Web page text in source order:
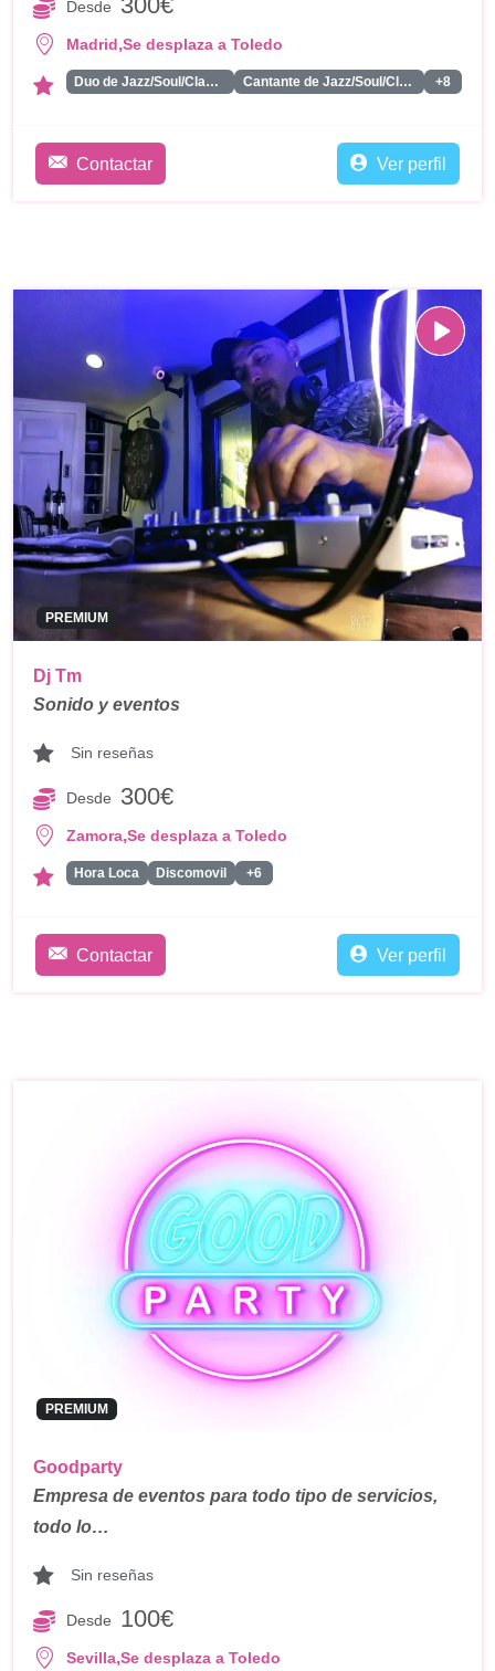
Desde
Madrid,Se desplaza a Toledo
Duo de Jazz/Soul/Classics Cantante de Jazz/Soul/Classics +8
Contactar Ver perfil
PREMIUM
Dj Tm
Sonido y eventos
Sin reseñas
Desde 300€
Zamora,Se desplaza a Toledo
Hora Loca Discomovil +6
Contactar Ver perfil
PREMIUM
Goodparty
Empresa de eventos para todo tipo de servicios,
todo lo…
Sin reseñas
Desde 100€
Sevilla,Se desplaza a Toledo